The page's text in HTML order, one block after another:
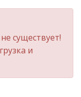
существует!
и